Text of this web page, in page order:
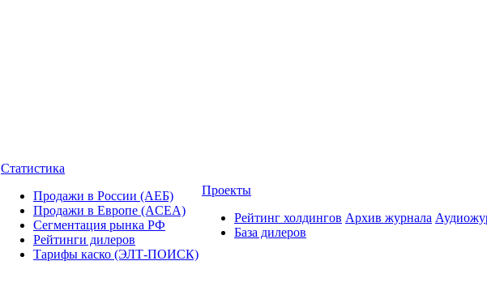
Статистика
Продажи в России (АЕБ)
Продажи в Европе (ACEA)
Сегментация рынка РФ
Рейтинги дилеров
Тарифы каско (ЭЛТ-ПОИСК)
Проекты
Рейтинг холдингов
База дилеров
Архив журнала